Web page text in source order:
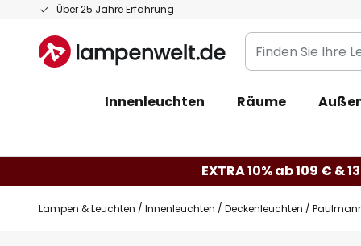
Über 25 Jahre Erfahrung
Zum
springen
Finden
Sie
Leuchte...
Innenleuchten Räume
EXTRA 10% ab 109 € &
Lampen & Leuchten Innenleuchten Deckenleuchten